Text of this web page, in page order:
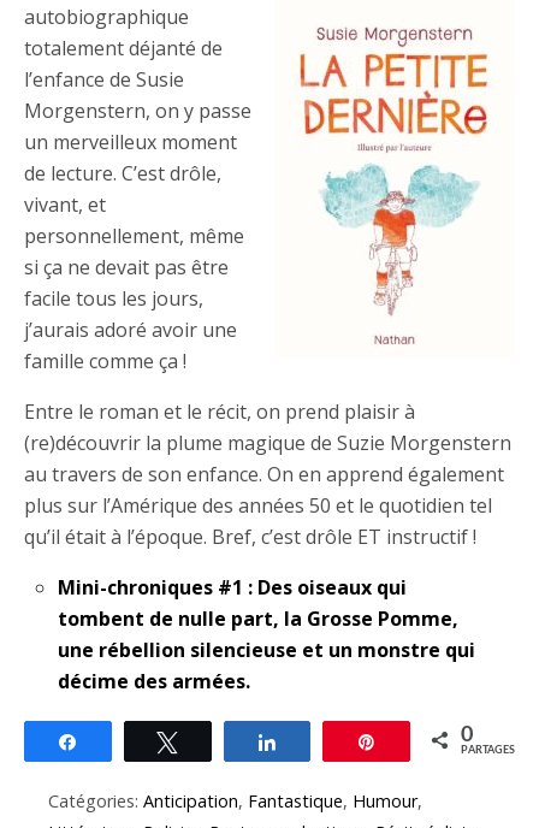
autobiographique
totalement déjanté de
l’enfance de Susie
Morgenstern, on y passe
un merveilleux moment
de lecture. C’est drôle,
vivant, et
personnellement, même
si ça ne devait pas être
facile tous les jours,
j’aurais adoré avoir une
famille comme ça !
Entre le roman et le récit, on prend plaisir à
(re)découvrir la plume magique de Suzie Morgenstern
au travers de son enfance. On en apprend également
plus sur l’Amérique des années 50 et le quotidien tel
qu’il était à l’époque. Bref, c’est drôle ET instructif !
Mini-chroniques #1 : Des oiseaux qui
tombent de nulle part, la Grosse Pomme,
une rébellion silencieuse et un monstre qui
décime des armées.
Épingle 0
PARTAGES
Catégories: Anticipation, Fantastique, Humour,